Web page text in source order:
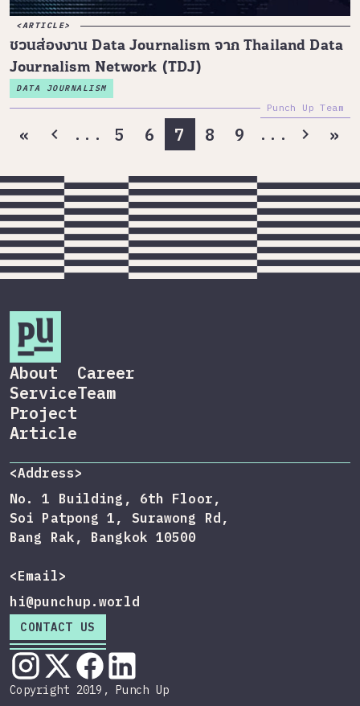
ARTICLE
ชวนส่องงาน Data Journalism จาก Thailand Data
Journalism Network (TDJ)
DATA JOURNALISM
Punch Up Team
« chevron_left ... 5 6 7 8 9 ... chevron_right »
About
Service
Project
Article
Career
Team
<Address>
No. 1 Building, 6th Floor,
Soi Patpong 1, Surawong Rd,
Bang Rak, Bangkok 10500
<Email>
hi@punchup.world
CONTACT US
Copyright 2019, Punch Up